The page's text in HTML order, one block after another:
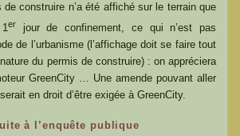
construire n’a été affiché sur le terrain que
erjour de confinement, ce qui n’est pas
de l’urbanisme (l’affichage doit se faire tout
du permis de construire) : on appréciera
GreenCity … Une amende pouvant aller
en droit d’être exigée à GreenCity.
à l’enquête publique